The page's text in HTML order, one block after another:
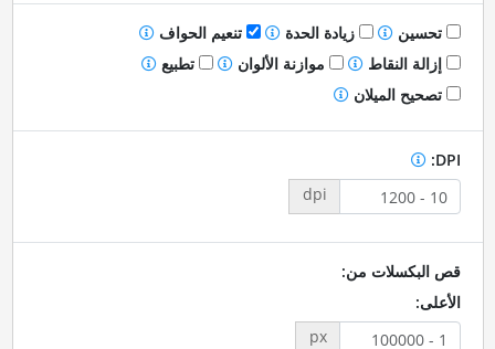
تحسين زيادة الحدة
تنعيم الحواف
إزالة النقاط
موازنة الألوان
تطبيع
تصحيح الميلان
DPI:
dpi
قص البكسلات من:
الأعلى:
px